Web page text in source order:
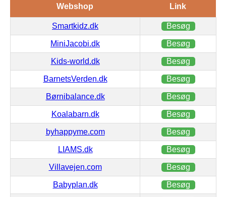
Webshop Link
Smartkidz.dk Besøg
MiniJacobi.dk Besøg
Kids-world.dk Besøg
BarnetsVerden.dk Besøg
Børnibalance.dk Besøg
Koalabarn.dk Besøg
byhappyme.com Besøg
LIAMS.dk Besøg
Villavejen.com Besøg
Babyplan.dk Besøg